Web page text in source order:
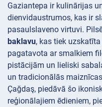
Gaziantepa ir kulinārijas
dienvidaustrumos, kas ir
pasaulslaveno virtuvi.
baklavu, kas tiek
pagatavota ar smalkiem
pistācijām un lieliski
un tradicionālās
Çağdaş, piedāvā šo
reģionālajiem ēdieniem,